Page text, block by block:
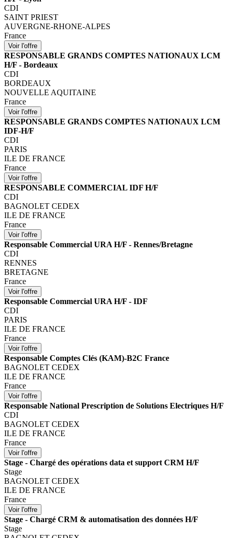
CDI
SAINT PRIEST
AUVERGNE-RHONE-ALPES
France
RESPONSABLE GRANDS COMPTES NATIONAUX LCM
H/F - Bordeaux
CDI
BORDEAUX
NOUVELLE AQUITAINE
France
RESPONSABLE GRANDS COMPTES NATIONAUX LCM
IDF-H/F
CDI
PARIS
ILE DE FRANCE
France
RESPONSABLE COMMERCIAL IDF H/F
CDI
BAGNOLET CEDEX
ILE DE FRANCE
France
Responsable Commercial URA H/F - Rennes/Bretagne
CDI
RENNES
BRETAGNE
France
Responsable Commercial URA H/F - IDF
CDI
PARIS
ILE DE FRANCE
France
Responsable Comptes Clés (KAM)-B2C France
BAGNOLET CEDEX
ILE DE FRANCE
France
Responsable National Prescription de Solutions Electriques H/F
CDI
BAGNOLET CEDEX
ILE DE FRANCE
France
Stage - Chargé des opérations data et support CRM H/F
Stage
BAGNOLET CEDEX
ILE DE FRANCE
France
Stage - Chargé CRM & automatisation des données H/F
Stage